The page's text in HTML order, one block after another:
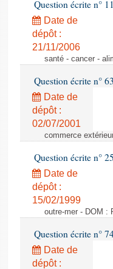
Question écrite n°
Date de
dépôt :
21/11/2006
santé - cancer -
Question écrite n°
Date de
dépôt :
02/07/2001
commerce
Question écrite n°
Date de
dépôt :
15/02/1999
outre-mer - DOM :
Question écrite n°
Date de
dépôt :